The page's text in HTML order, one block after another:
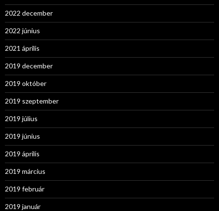
2022 december
2022 június
2021 április
2019 december
2019 október
2019 szeptember
2019 július
2019 június
2019 április
2019 március
2019 február
2019 január